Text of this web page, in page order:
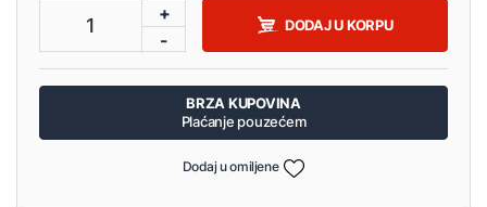
1
+
-
DODAJ U KORPU
BRZA KUPOVINA
Plaćanje pouzećem
Dodaj u omiljene